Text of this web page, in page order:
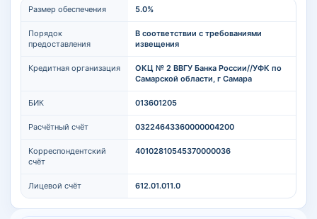
Размер обеспечения 5.0%
Порядок
предоставления
В соответствии с требованиями
извещения
Кредитная организация
ОКЦ № 2 ВВГУ Банка России//УФК по
Самарской области, г Самара
БИК 013601205
Расчётный счёт 03224643360000004200
Корреспондентский
счёт
40102810545370000036
Лицевой счёт 612.01.011.0